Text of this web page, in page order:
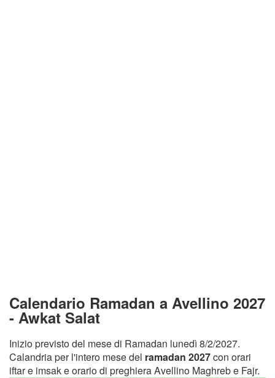
Calendario Ramadan a Avellino 2027
- Awkat Salat
Inizio previsto del mese di Ramadan lunedì 8/2/2027.
Calandria per l'intero mese del ramadan 2027con orari
iftar e imsak e orario di preghiera Avellino Maghreb e Fajr.